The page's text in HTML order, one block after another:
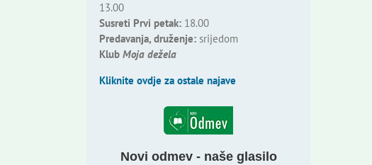
13.00
Susreti Prvi petak:18.00
Predavanja, druženje:srijedom
Klub Moja dežela
Kliknite ovdje za ostale najave
Novi odmev - naše glasilo